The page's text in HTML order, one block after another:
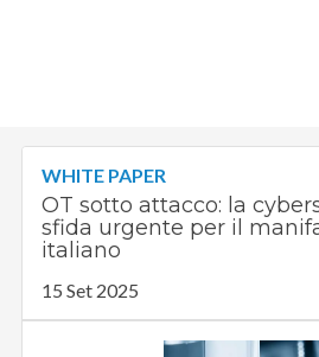
WHITE PAPER
OT sotto attacco: la
sfida urgente per il
italiano
15 Set 2025